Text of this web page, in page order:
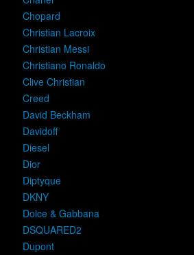
Chopard
Christian Lacroix
Christian Messi
Christiano Ronaldo
Clive Christian
Creed
David Beckham
Davidoff
Diesel
Dior
Diptyque
DKNY
Dolce & Gabbana
DSQUARED2
Dupont